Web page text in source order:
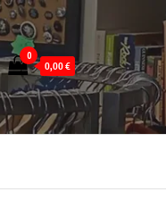
0
0,00€